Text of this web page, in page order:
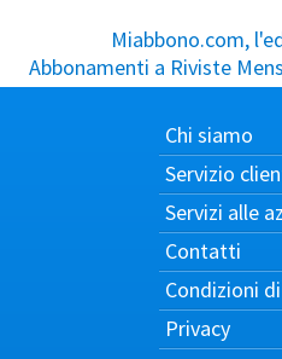
Miabbono.com,
Abbonamenti a Riviste
Chi siamo
Servizio
Servizi alle
Contatti
Condizioni
Privacy